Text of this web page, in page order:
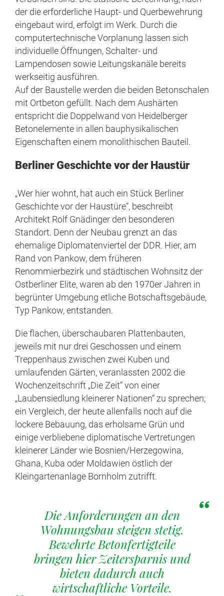
der die erforderliche Haupt- und Querbewehrung
eingebaut wird, erfolgt im Werk. Durch die
computertechnische Vorplanung lassen sich
individuelle Öffnungen, Schalter- und
Lampendosen sowie Leitungskanäle bereits
werkseitig ausführen.
Auf der Baustelle werden die beiden Betonschalen
mit Ortbeton gefüllt. Nach dem Aushärten
entspricht die Doppelwand von Heidelberger
Betonelemente in allen bauphysikalischen
Eigenschaften einem monolithischen Bauteil.
Berliner Geschichte vor der Haustür
„Wer hier wohnt, hat auch ein Stück Berliner
Geschichte vor der Haustüre“, beschreibt
Architekt Rolf Gnädinger den besonderen
Standort. Denn der Neubau grenzt an das
ehemalige Diplomatenviertel der DDR. Hier, am
Rand von Pankow, dem früheren
Renommierbezirk und städtischen Wohnsitz der
Ostberliner Elite, waren ab den 1970er Jahren in
begrünter Umgebung etliche Botschaftsgebäude,
Typ Pankow, entstanden.
Die flachen, überschaubaren Plattenbauten,
jeweils mit nur drei Geschossen und einem
Treppenhaus zwischen zwei Kuben und
umlaufenden Gärten, veranlassten 2002 die
Wochenzeitschrift „Die Zeit“ von einer
„Laubensiedlung kleinerer Nationen“ zu sprechen;
ein Vergleich, der heute allenfalls noch auf die
lockere Bebauung, das erholsame Grün und
einige verbliebene diplomatische Vertretungen
kleinerer Länder wie Bosnien/Herzegowina,
Ghana, Kuba oder Moldawien östlich der
Kleingartenanlage Bornholm zutrifft.
Die Anforderungen an den
Wohnungsbau steigen stetig.
Bewehrte Betonfertigteile
bringen hier Zeitersparnis und
bieten dadurch auch
wirtschaftliche Vorteile.